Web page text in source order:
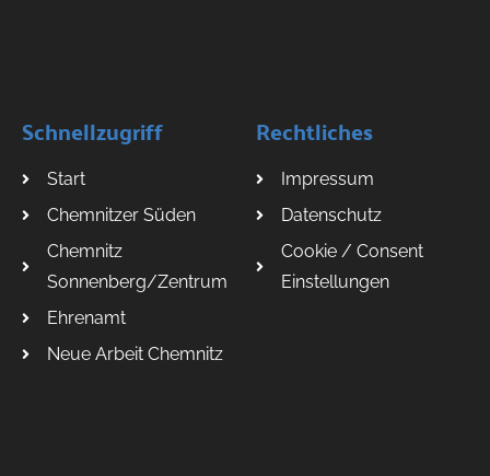
Schnellzugriff
Start
Chemnitzer Süden
Chemnitz
Sonnenberg/Zentrum
Ehrenamt
Neue Arbeit Chemnitz
Rechtliches
Impressum
Datenschutz
Cookie / Consent
Einstellungen